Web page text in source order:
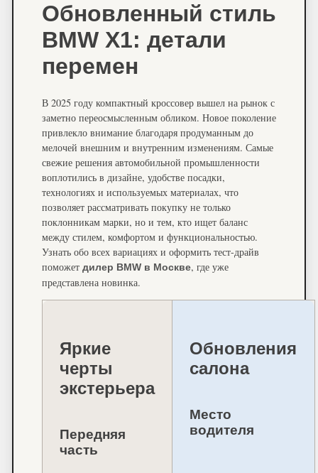
Обновленный стиль
BMW X1: детали
перемен
В 2025 году компактный кроссовер вышел на рынок с
заметно переосмысленным обликом. Новое поколение
привлекло внимание благодаря продуманным до
мелочей внешним и внутренним изменениям. Самые
свежие решения автомобильной промышленности
воплотились в дизайне, удобстве посадки,
технологиях и используемых материалах, что
позволяет рассматривать покупку не только
поклонникам марки, но и тем, кто ищет баланс
между стилем, комфортом и функциональностью.
Узнать обо всех вариациях и оформить тест-драйв
поможет дилер BMW в Москве, где уже
представлена новинка.
Яркие
черты
экстерьера
Передняя
часть
Обновления
салона
Место
водителя